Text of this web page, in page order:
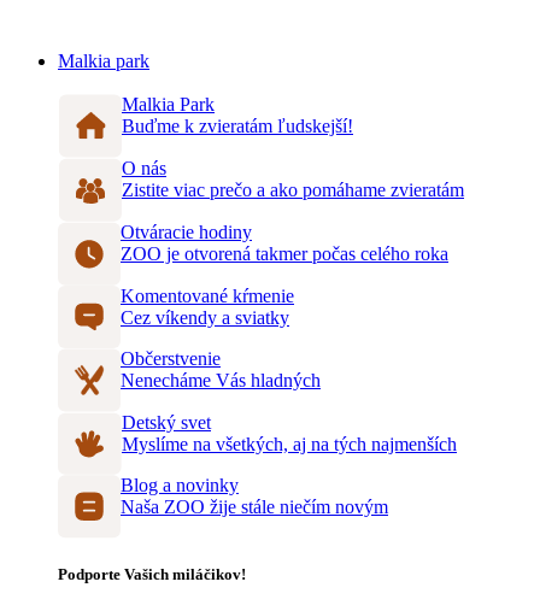
Malkia park
Malkia Park
Buďme k zvieratám ľudskejší!
O nás
Zistite viac prečo a ako pomáhame zvieratám
Otváracie hodiny
ZOO je otvorená takmer počas celého roka
Komentované kŕmenie
Cez víkendy a sviatky
Občerstvenie
Nenecháme Vás hladných
Detský svet
Myslíme na všetkých, aj na tých najmenších
Blog a novinky
Naša ZOO žije stále niečím novým
Podporte Vašich miláčikov!